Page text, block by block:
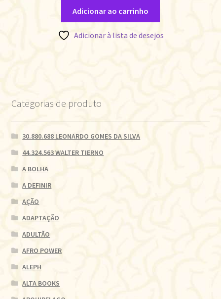
Adicionar ao carrinho
Adicionar à lista de desejos
Categorias de produto
30.880.688 LEONARDO GOMES DA SILVA
44.324.563 WALTER TIERNO
A BOLHA
A DEFINIR
AÇÃO
ADAPTAÇÃO
ADULTÃO
AFRO POWER
ALEPH
ALTA BOOKS